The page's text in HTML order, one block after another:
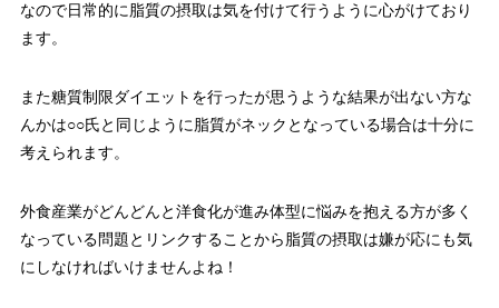
なので日常的に脂質の摂取は気を付けて行うように心がけており
ます。
また糖質制限ダイエットを行ったが思うような結果が出ない方な
んかは○○氏と同じように脂質がネックとなっている場合は十分に
考えられます。
外食産業がどんどんと洋食化が進み体型に悩みを抱える方が多く
なっている問題とリンクすることから脂質の摂取は嫌が応にも気
にしなければいけませんよね！